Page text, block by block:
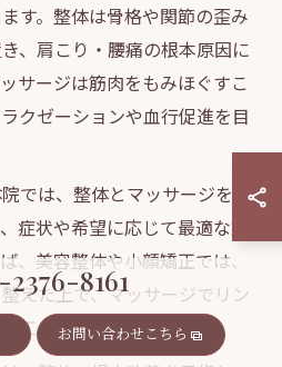
す。整体は骨格や関節の歪み
、肩こり・腰痛の根本原因に
サージは筋肉をもみほぐすこ
クゼーションや血行促進を目
では、整体とマッサージを組
症状や希望に応じて最適な施
、美容整体や小顔矯正では、
えた上で、マッサージでリン
工夫がなされています。
8161
お問い合わせこちら